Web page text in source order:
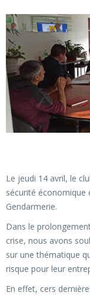
Le jeudi 14 avril, le
sécurité économique
Gendarmerie.
Dans le
crise, nous avons
sur une thématique
risque pour leur
En effet, cers